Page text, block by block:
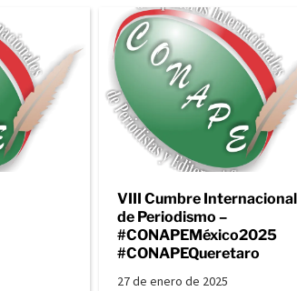
VIII Cumbre Internacional
de Periodismo –
#CONAPEMéxico2025
#CONAPEQueretaro
27 de enero de 2025